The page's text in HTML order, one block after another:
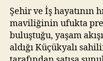
Şehir ve İş hayatının
maviliğinin ufukta
buluştuğu, yaşam
aldığı Küçükyalı